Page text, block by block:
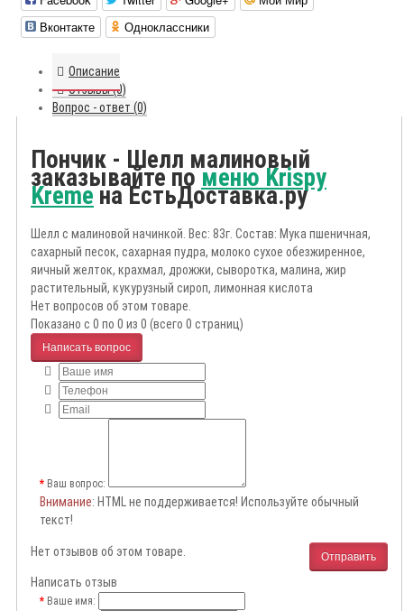
Вконтакте
Одноклассники
Описание
Отзывы (0)
Вопрос - ответ (0)
Пончик - Шелл малиновый
заказывайте поменю Krispy
Kremeна ЕстьДоставка.ру
Шелл с малиновой начинкой. Вес: 83г. Состав: Мука пшеничная,
сахарный песок, сахарная пудра, молоко сухое обезжиренное,
яичный желток, крахмал, дрожжи, сыворотка, малина, жир
растительный, кукурузный сироп, лимонная кислота
Нет вопросов об этом товаре.
Показано с 0 по 0 из 0 (всего 0 страниц)
Написать вопрос
Ваш вопрос:
Внимание: HTML не поддерживается! Используйте обычный
текст!
Отправить
Нет отзывов об этом товаре.
Написать отзыв
Ваше имя: